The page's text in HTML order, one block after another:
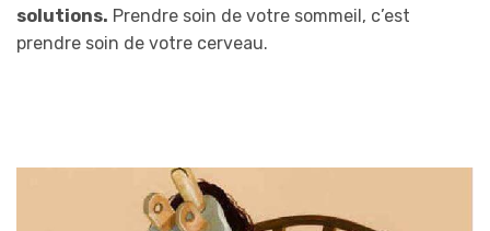
solutions. Prendre soin de votre sommeil, c’est
prendre soin de votre cerveau.